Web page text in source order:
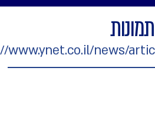
https://www.ynet.co.il/